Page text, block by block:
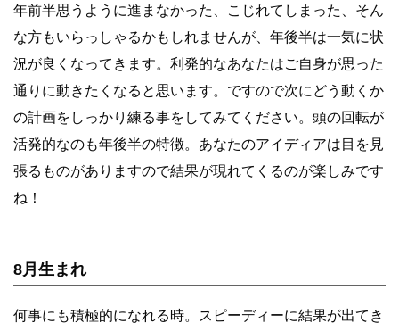
年前半思うように進まなかった、こじれてしまった、そん
な方もいらっしゃるかもしれませんが、年後半は一気に状
況が良くなってきます。利発的なあなたはご自身が思った
通りに動きたくなると思います。ですので次にどう動くか
の計画をしっかり練る事をしてみてください。頭の回転が
活発的なのも年後半の特徴。あなたのアイディアは目を見
張るものがありますので結果が現れてくるのが楽しみです
ね！
8月生まれ
何事にも積極的になれる時。スピーディーに結果が出てき